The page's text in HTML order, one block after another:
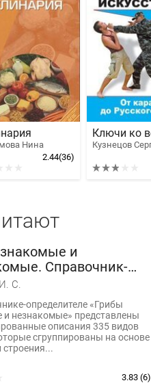
Нина
2.44(36)
и
Справочник-
грибов Крыма
С.
определителе «Грибы
и незнакомые» представлены
описания 335 видов
сгруппированы на основе
3.83 (6)